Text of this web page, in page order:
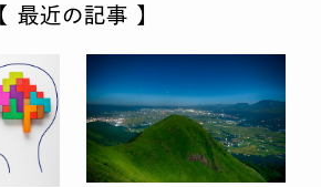
【 最近の記事 】